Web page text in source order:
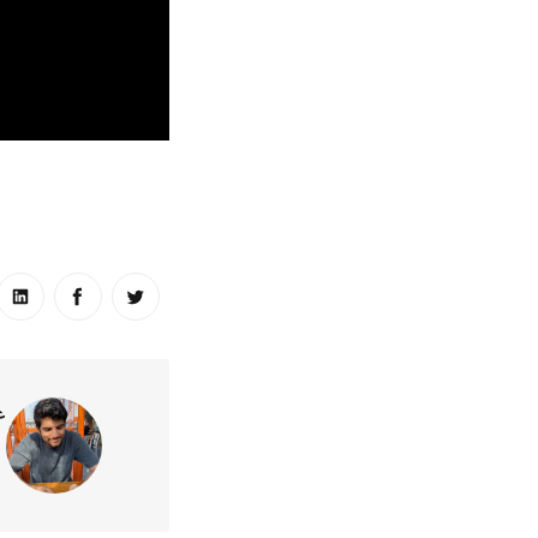
انشر على تويتر
انشر على